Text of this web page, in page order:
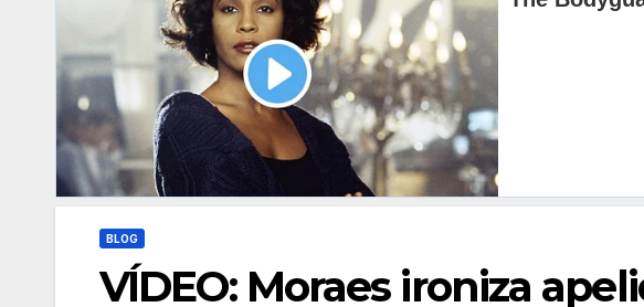
BLOG
VÍDEO: Moraes ironiza